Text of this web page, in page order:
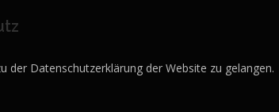
der Datenschutzerklärung der Website zu gelangen.